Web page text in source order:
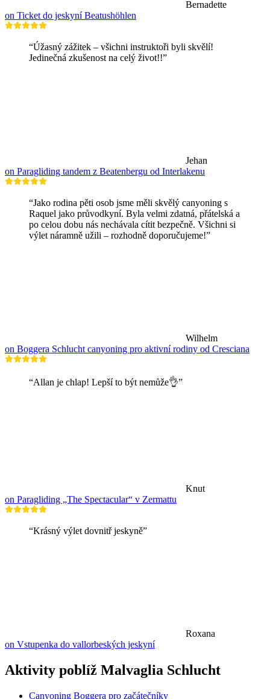
Bernadette
on Ticket do jeskyní Beatushöhlen
“Úžasný zážitek – všichni instruktoři byli skvělí!
Jedinečná zkušenost na celý život!!”
Jehan
on Paragliding tandem z Beatenbergu od Interlakenu
“Jako rodina pěti osob jsme měli skvělý canyoning s
Raquel jako průvodkyní. Byla velmi zdatná, přátelská a
po celou dobu nás nechávala cítit bezpečně. Všichni si
výlet náramně užili – rozhodně doporučujeme!”
Wilhelm
on Boggera Schlucht canyoning pro aktivní rodiny od Cresciana
“Allan je chlap! Lepší to být nemůže👌”
Knut
on Paragliding „The Spectacular“ v Zermattu
“Krásný výlet dovnitř jeskyně”
Roxana
on Vstupenka do vallorbeských jeskyní
Aktivity poblíž Malvaglia Schlucht
Canyoning Boggera pro začátečníky